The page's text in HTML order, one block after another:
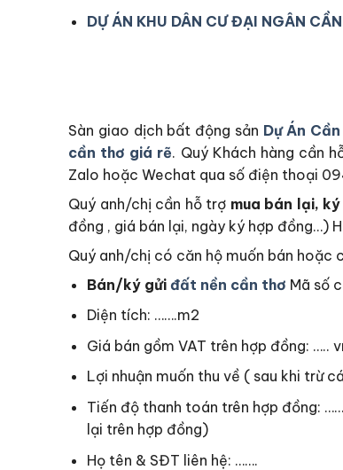
DỰ ÁN KHU DÂN CƯ ĐẠI NGÂN
Sàn giao dịch bất động sản Dự Án
cần thơ giá rẽ. Quý Khách hàng cần
Zalo hoặc Wechat qua số điện thoại
Quý anh/chị cần hỗ trợ mua bán lại,
đồng , giá bán lại, ngày ký hợp đồng…)
Quý anh/chị có căn hộ muốn bán
Bán/ký gửi đất nền cần thơ Mã số
Diện tích: …….m2
Giá bán gồm VAT trên hợp đồng: …..
Lợi nhuận muốn thu về ( sau khi trừ
Tiến độ thanh toán trên hợp đồng:
lại trên hợp đồng)
Họ tên & SĐT liên hệ: …….